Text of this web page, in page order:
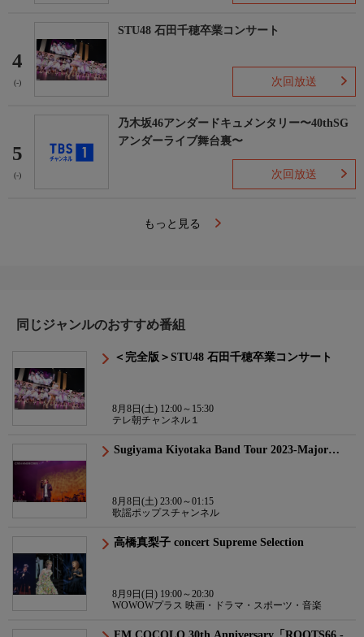
4
(-)
STU48 石田千穂卒業コンサート
次回放送
5
(-)
乃木坂46アンダードキュメンタリー〜40thSG
アンダーライブ舞台裏〜
次回放送
もっと見る
同じジャンルのおすすめ番組
＜完全版＞STU48 石田千穂卒業コンサート
8月8日(土) 12:00～15:30
テレ朝チャンネル１
Sugiyama Kiyotaka Band Tour 2023-Major…
8月8日(土) 23:00～01:15
歌謡ポップスチャンネル
高橋真梨子 concert Supreme Selection
8月9日(日) 19:00～20:30
WOWOWプラス 映画・ドラマ・スポーツ・音楽